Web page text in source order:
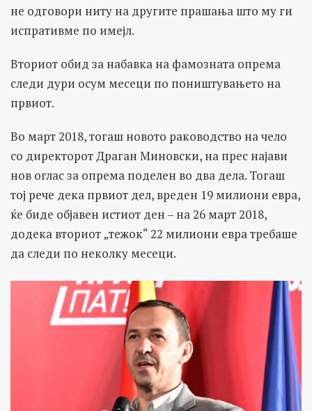
не одговори ниту на другите прашања што му ги
испративме по имејл.
Вториот обид за набавка на фамозната опрема
следи дури осум месеци по поништувањето на
првиот.
Во март 2018, тогаш новото раководство на чело
со директорот Драган Миновски, на прес најави
нов оглас за опрема поделен во два дела. Тогаш
тој рече дека првиот дел, вреден 19 милиони евра,
ќе биде објавен истиот ден – на 26 март 2018,
додека вториот „тежок“ 22 милиони евра требаше
да следи по неколку месеци.